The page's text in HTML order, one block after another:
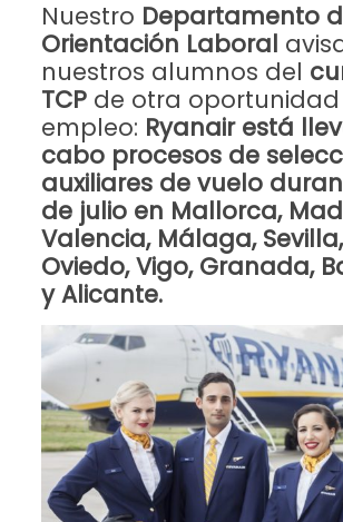
Nuestro Departamento
Orientación Laboral
nuestros alumnos del
TCP de otra
empleo: Ryanair está
cabo procesos de
auxiliares de vuelo
de julio en Mallorca,
Valencia, Málaga,
Oviedo, Vigo, Granada,
y Alicante.